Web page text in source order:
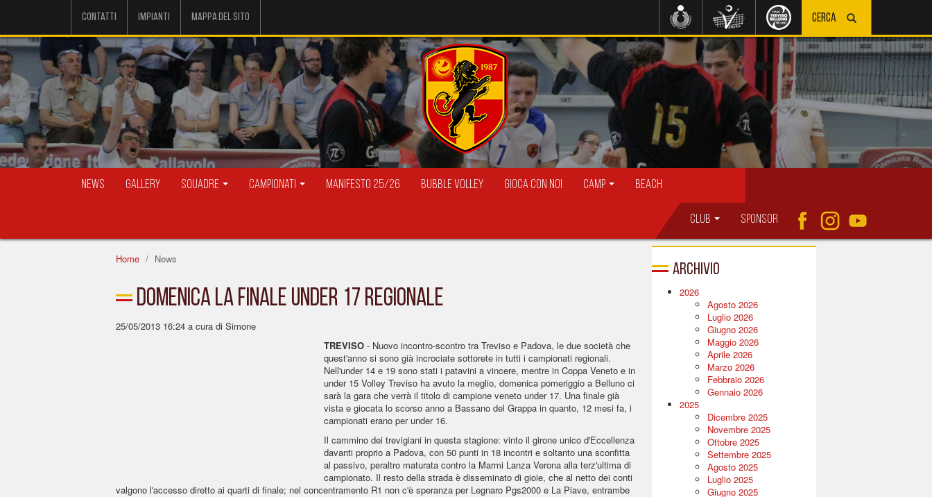
Contatti Impianti Mappa del sito
News Gallery Squadre Campionati Manifesto 25/26 Bubble Volley Gioca con Noi Camp Beach
Club Sponsor
Home News
Domenica la finale Under 17 regionale
25/05/2013 16:24 a cura di Simone
TREVISO - Nuovo incontro-scontro tra Treviso e Padova, le due società che
quest'anno si sono già incrociate sottorete in tutti i campionati regionali.
Nell'under 14 e 19 sono stati i patavini a vincere, mentre in Coppa Veneto e in
under 15 Volley Treviso ha avuto la meglio, domenica pomeriggio a Belluno ci
sarà la gara che verrà il titolo di campione veneto under 17. Una finale già
vista e giocata lo scorso anno a Bassano del Grappa in quanto, 12 mesi fa, i
campionati erano per under 16.
Il cammino dei trevigiani in questa stagione: vinto il girone unico d'Eccellenza
davanti proprio a Padova, con 50 punti in 18 incontri e soltanto una sconfitta
al passivo, peraltro maturata contro la Marmi Lanza Verona alla terz'ultima di
campionato. Il resto della strada è disseminato di gioie, che al netto dei conti
valgono l'accesso diretto ai quarti di finale; nel concentramento R1 non c'è speranza per Legnaro Pgs2000 e La Piave, entrambe
Archivio
2026
Agosto 2026
Luglio 2026
Giugno 2026
Maggio 2026
Aprile 2026
Marzo 2026
Febbraio 2026
Gennaio 2026
2025
Dicembre 2025
Novembre 2025
Ottobre 2025
Settembre 2025
Agosto 2025
Luglio 2025
Giugno 2025